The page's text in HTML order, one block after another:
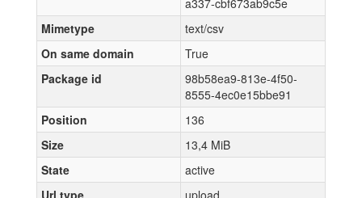
a337-cbf673ab9c5e
Mimetype
text/csv
On same domain
True
Package id
98b58ea9-813e-4f50-
8555-4ec0e15bbe91
Position
136
Size
13,4 MiB
State
active
Url type
upload